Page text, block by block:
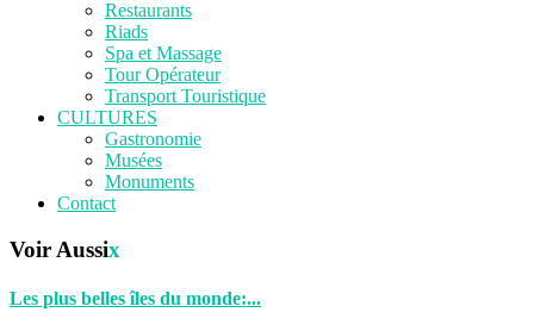
Restaurants
Riads
Spa et Massage
Tour Opérateur
Transport Touristique
CULTURES
Gastronomie
Musées
Monuments
Contact
Voir Aussix
Les plus belles îles du monde:...